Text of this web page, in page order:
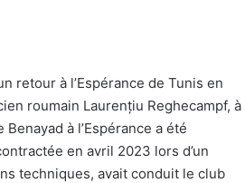
retour à l’Espérance de Tunis en
roumain Laurențiu Reghecampf, à
à l’Espérance a été
en avril 2023 lors d’un
techniques, avait conduit le club